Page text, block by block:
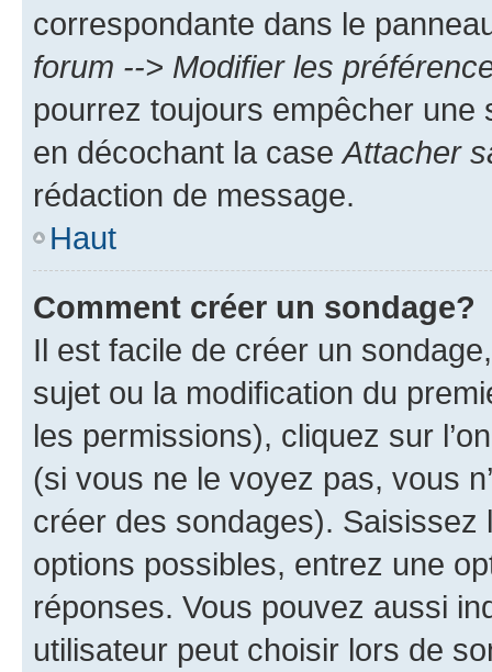
correspondante dans le
forum --> Modifier les
pourrez toujours empêcher une
en décochant la case Attacher
rédaction de message.
Haut
Comment créer un sondage?
Il est facile de créer un
sujet ou la modification du
les permissions), cliquez sur
(si vous ne le voyez pas, vous
créer des sondages).
options possibles, entrez une
réponses. Vous pouvez aussi
utilisateur peut choisir lors de